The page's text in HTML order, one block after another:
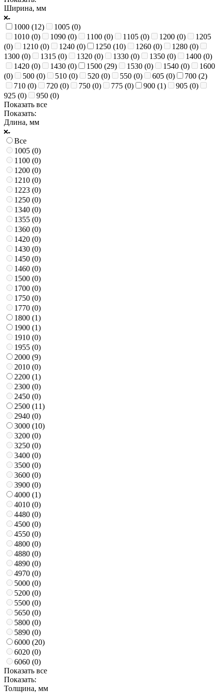
Ширина, мм
1000 (12) 1005 (0)
1010 (0) 1090 (0) 1100 (0) 1105 (0) 1200 (0)
1205
(0) 1210 (0) 1240 (0) 1250 (10) 1260 (0) 1280 (0)
1300 (0) 1315 (0) 1320 (0) 1330 (0) 1350 (0) 1400 (0)
1420 (0) 1430 (0) 1500 (29) 1530 (0) 1540 (0)
1600
(0) 500 (0) 510 (0) 520 (0) 550 (0) 605 (0) 700 (2)
710 (0) 720 (0) 750 (0) 775 (0) 900 (1) 905 (0)
925 (0) 950 (0)
Показать все
Показать:
Длина, мм
Все
1005 (0)
1100 (0)
1200 (0)
1210 (0)
1223 (0)
1250 (0)
1340 (0)
1355 (0)
1360 (0)
1420 (0)
1430 (0)
1450 (0)
1460 (0)
1500 (0)
1700 (0)
1750 (0)
1770 (0)
1800 (1)
1900 (1)
1910 (0)
1955 (0)
2000 (9)
2010 (0)
2200 (1)
2300 (0)
2450 (0)
2500 (11)
2940 (0)
3000 (10)
3200 (0)
3250 (0)
3400 (0)
3500 (0)
3600 (0)
3900 (0)
4000 (1)
4010 (0)
4480 (0)
4500 (0)
4550 (0)
4800 (0)
4880 (0)
4890 (0)
4970 (0)
5000 (0)
5200 (0)
5500 (0)
5650 (0)
5800 (0)
5890 (0)
6000 (20)
6020 (0)
6060 (0)
Показать все
Показать:
Толщина, мм